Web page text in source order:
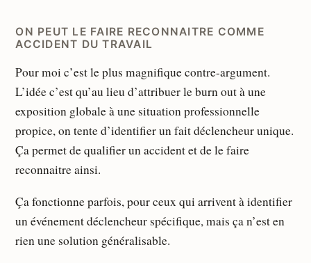
ON PEUT LE FAIRE RECONNAITRE COMME
ACCIDENT DU TRAVAIL
Pour moi c’est le plus magnifique contre-argument.
L’idée c’est qu’au lieu d’attribuer le burn out à une
exposition globale à une situation professionnelle
propice, on tente d’identifier un fait déclencheur unique.
Ça permet de qualifier un accident et de le faire
reconnaitre ainsi.
Ça fonctionne parfois, pour ceux qui arrivent à identifier
un événement déclencheur spécifique, mais ça n’est en
rien une solution généralisable.